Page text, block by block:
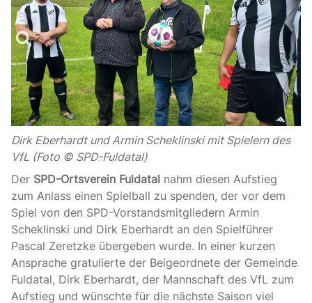
Dirk Eberhardt und Armin Scheklinski mit Spielern des
VfL (Foto © SPD-Fuldatal)
Der SPD-Ortsverein Fuldatal nahm diesen Aufstieg
zum Anlass einen Spielball zu spenden, der vor dem
Spiel von den SPD-Vorstandsmitgliedern Armin
Scheklinski und Dirk Eberhardt an den Spielführer
Pascal Zeretzke übergeben wurde. In einer kurzen
Ansprache gratulierte der Beigeordnete der Gemeinde
Fuldatal, Dirk Eberhardt, der Mannschaft des VfL zum
Aufstieg und wünschte für die nächste Saison viel